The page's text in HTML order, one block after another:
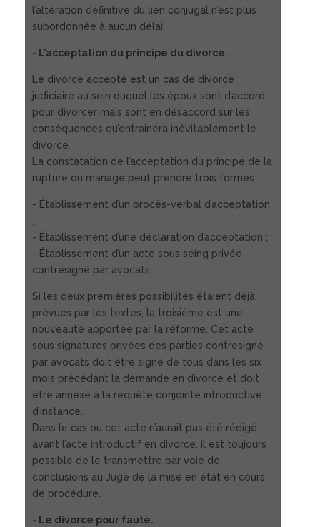
l’altération définitive du lien conjugal n’est plus
subordonnée à aucun délai.
- L’acceptation du principe du divorce.
Le divorce accepté est un cas de divorce
judiciaire au sein duquel les époux sont d’accord
pour divorcer mais sont en désaccord sur les
conséquences qu’entrainera inévitablement le
divorce.
La constatation de l’acceptation du principe de la
rupture du mariage peut prendre trois formes :
- Établissement d’un procès-verbal d’acceptation
;
- Établissement d’une déclaration d’acceptation ;
- Établissement d’un acte sous seing privée
contresigné par avocats.
Si les deux premières possibilités étaient déjà
prévues par les textes, la troisième est une
nouveauté apportée par la réforme. Cet acte
sous signatures privées des parties contresigné
par avocats doit être signé de tous dans les six
mois précédant la demande en divorce et doit
être annexé à la requête conjointe introductive
d’instance.
Dans le cas où cet acte n’aurait pas été rédigé
avant l’acte introductif en divorce, il est toujours
possible de le transmettre par voie de
conclusions au Juge de la mise en état en cours
de procédure.
- Le divorce pour faute.